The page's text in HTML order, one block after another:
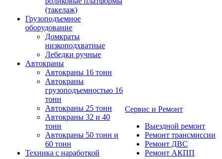
(такелаж)
Грузоподъемное
оборудование
Домкраты
низкоподхватные
Лебедки ручные
Автокраны
Автокраны 16 тонн
Автокраны
грузоподъемностью 16
тонн
Автокраны 25 тонн
Автокраны 32 и 40
тонн
Автокраны 50 тонн и
60 тонн
Техника с наработкой
Сервис и Ремонт
Выездной ремонт
Ремонт трансмиссии
Ремонт ДВС
Ремонт АКПП